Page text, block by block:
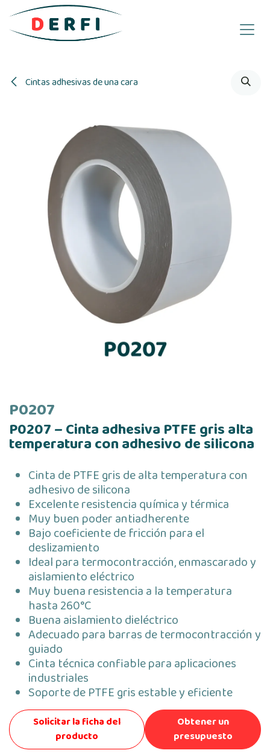
Ir al contenido
Cintas adhesivas de una cara
P0207
P0207 – Cinta adhesiva PTFE gris alta
temperatura con adhesivo de silicona
Cinta de PTFE gris de alta temperatura con
adhesivo de silicona
Excelente resistencia química y térmica
Muy buen poder antiadherente
Bajo coeficiente de fricción para el
deslizamiento
Ideal para termocontracción, enmascarado y
aislamiento eléctrico
Muy buena resistencia a la temperatura
hasta 260°C
Buena aislamiento dieléctrico
Adecuado para barras de termocontracción y
guiado
Cinta técnica confiable para aplicaciones
industriales
Soporte de PTFE gris estable y eficiente
Solicitar la ficha del
producto
Obtener un
presupuesto